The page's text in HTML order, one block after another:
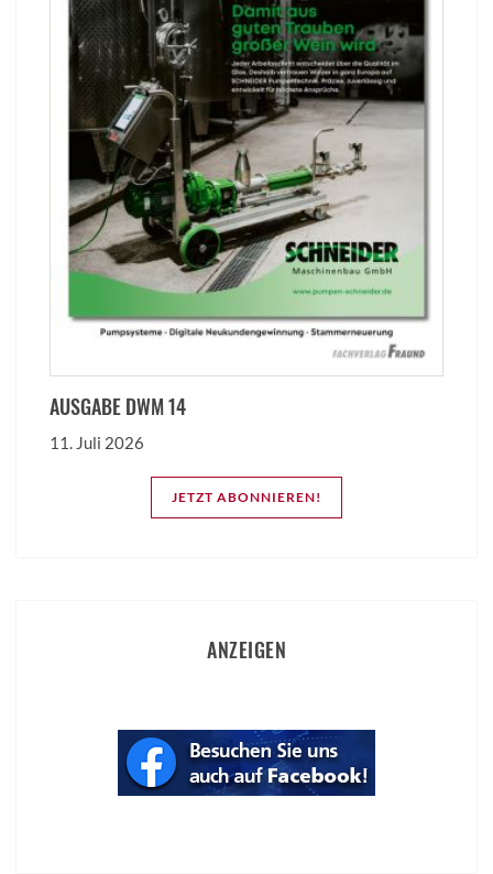
AUSGABE DWM 14
11. Juli 2026
JETZT ABONNIEREN!
ANZEIGEN